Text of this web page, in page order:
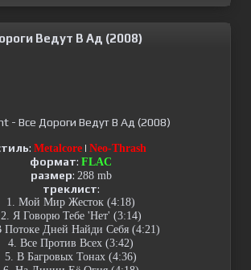
Ведут В Ад (2008)
: Metalcore | Neo-Thrash
формат: FLAC
размер: 288 mb
треклист:
1. Мой Мир Жесток (4:18)
2. Я Говорю Тебе 'Нет' (3:14)
Потоке Дней Найди Себя (4:21)
4. Все Против Всех (3:42)
5. В Багровых Тонах (4:36)